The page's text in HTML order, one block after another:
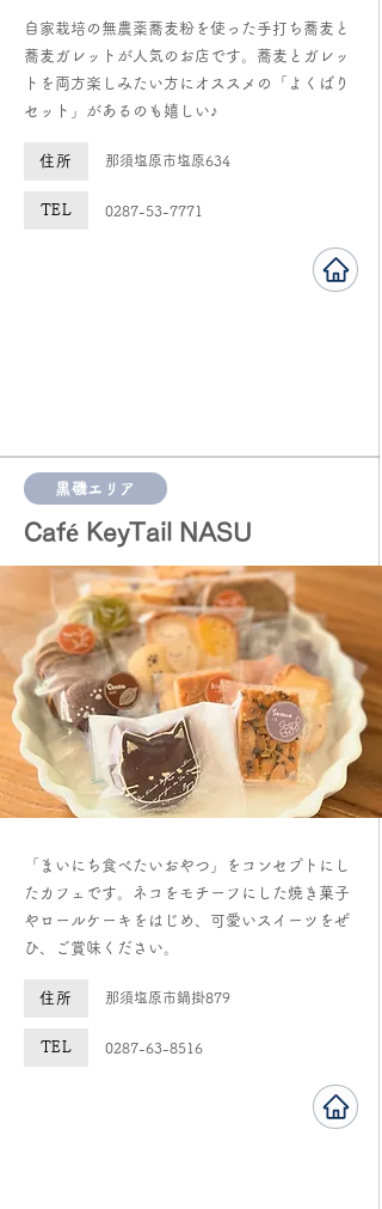
​自家栽培の無農薬蕎麦粉を使った手打ち蕎麦と
蕎麦ガレットが人気のお店です。蕎麦とガレッ
トを両方楽しみたい方にオススメの「よくばり
セット」があるのも嬉しい♪
住所 ​那須塩原市塩原634
TEL 0287-53-7771
黒磯エリア
Café KeyTail NASU
​「まいにち食べたいおやつ」をコンセプトにし
たカフェです。ネコをモチーフにした焼き菓子
やロールケーキをはじめ、可愛いスイーツをぜ
ひ、ご賞味ください。
住所 那須塩原市鍋掛879
TEL 0287-63-8516